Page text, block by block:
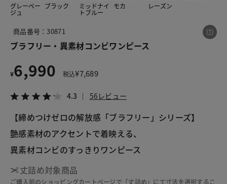
グレーベー
ジュ
ブラック ミッドナイ
トブルー
モカ レーズン
商品番号：30871
ブラフリー・異素材コンビワンピース
¥6,990 税込¥7,689
4.3 56レビュー
【締めつけゼロの解放感「ブラフリー」シリーズ】
艶感素材のアクセントで着映える、
異素材コンビのすっきりワンピース
丈詰め対象商品
ご購入前のショッピングカートページで「丈詰め」にて寸法を選択するこ
この商品をシェアする
ブラフリー・異素材コンビワンピース
4.3 56レビュー
LINE X メール